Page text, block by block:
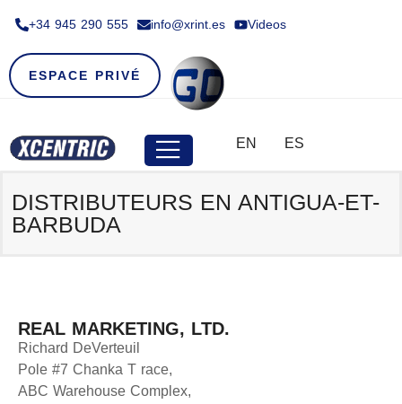
+34 945 290 555​ info@xrint.es Videos
ESPACE PRIVÉ
EN ES
DISTRIBUTEURS EN ANTIGUA-ET-
BARBUDA
REAL MARKETING, LTD.
Richard DeVerteuil
Pole #7 Chanka T race,
ABC Warehouse Complex,